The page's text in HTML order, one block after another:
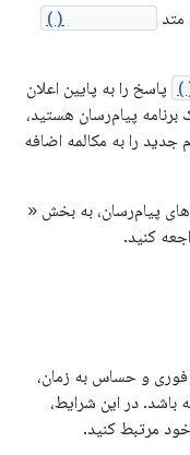
متد
پاسخ را به پایین اعلان
پیام‌رسان هستید،
جدید را به مکالمه اضافه
پیام‌رسان، به بخش «
کنید.
فوری و حساس به زمان،
باشد. در این شرایط،